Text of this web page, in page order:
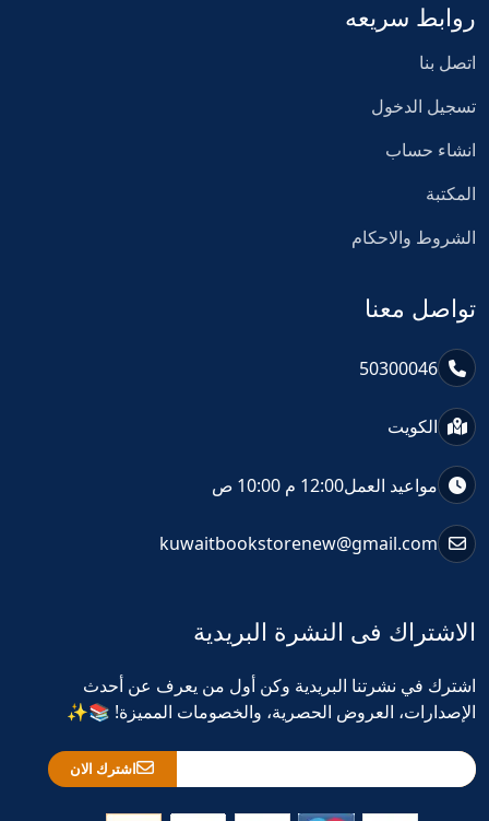
روابط سريعه
اتصل بنا
تسجيل الدخول
انشاء حساب
المكتبة
الشروط والاحكام
تواصل معنا
50300046
الكويت
مواعيد العمل12:00 م 10:00 ص
kuwaitbookstorenew@gmail.com
الاشتراك فى النشرة البريدية
اشترك في نشرتنا البريدية وكن أول من يعرف عن أحدث
الإصدارات، العروض الحصرية، والخصومات المميزة! 📚✨
اشترك الان